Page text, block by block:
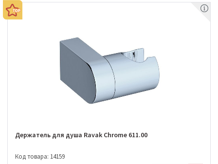
Держатель для душа Ravak Chrome 611.00
Код товара: 14159